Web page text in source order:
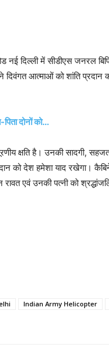
नई दिल्ली में सीडीएस जनरल
दिवंगत आत्माओं को शांति
दोनों को…
क्षति है। उनकी सादगी,
को देश हमेशा याद रखेगा।
एवं उनकी पत्नी को
Indian Army Helicopter